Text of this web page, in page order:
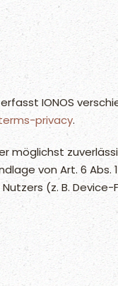
IONOS
privacy.
möglichst
von Art. 6 Abs. 1
(z. B.